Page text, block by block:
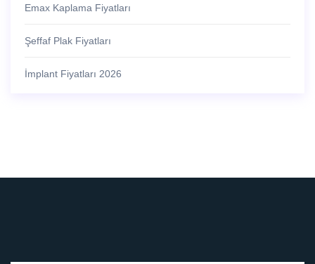
Emax Kaplama Fiyatları
Şeffaf Plak Fiyatları
İmplant Fiyatları 2026